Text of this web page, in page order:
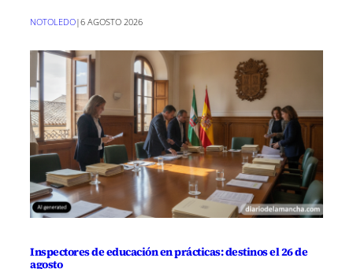
NOTOLEDO|6 AGOSTO 2026
Inspectores de educación en prácticas: destinos el 26 de
agosto